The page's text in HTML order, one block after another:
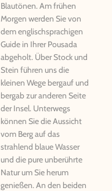
Blautönen. Am frühen
Morgen werden Sie von
dem englischsprachigen
Guide in Ihrer Pousada
abgeholt. Über Stock und
Stein führen uns die
kleinen Wege bergauf und
bergab zur anderen Seite
der Insel. Unterwegs
können Sie die Aussicht
vom Berg auf das
strahlend blaue Wasser
und die pure unberührte
Natur um Sie herum
genießen. An den beiden